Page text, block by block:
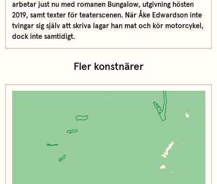
arbetar just nu med romanen Bungalow, utgivning hösten
2019, samt texter för teaterscenen. När Åke Edwardson inte
tvingar sig själv att skriva lagar han mat och kör motorcykel,
dock inte samtidigt.
Fler konstnärer